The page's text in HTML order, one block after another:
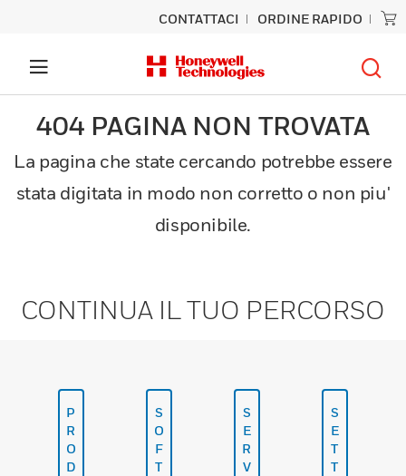
CONTATTACI ORDINE RAPIDO
404 PAGINA NON TROVATA
La pagina che state cercando potrebbe essere
stata digitata in modo non corretto o non piu'
disponibile.
CONTINUA IL TUO PERCORSO
P
R
O
D
S
O
F
T
S
E
R
V
S
E
T
T